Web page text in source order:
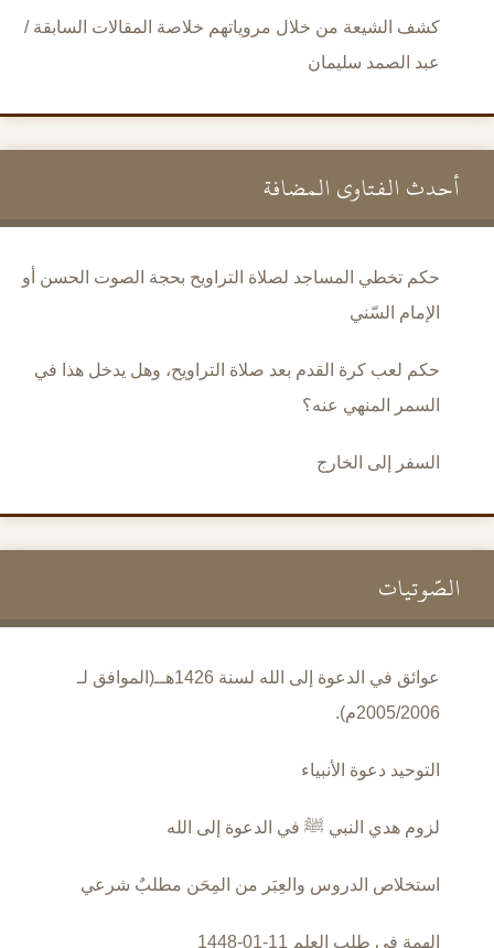
كشف الشيعة من خلال مروياتهم خلاصة المقالات السابقة /
عبد الصمد سليمان
أحدث الفتاوى المضافة
حكم تخطي المساجد لصلاة التراويح بحجة الصوت الحسن أو
الإمام السّني
حكم لعب كرة القدم بعد صلاة التراويح، وهل يدخل هذا في
السمر المنهي عنه؟
السفر إلى الخارج
الصَّوتيات
عوائق في الدعوة إلى الله لسنة 1426هــ(الموافق لـ
2005/2006م).
التوحيد دعوة الأنبياء
لزوم هدي النبي ﷺ في الدعوة إلى الله
استخلاص الدروس والعِبَر من المِحَن مطلبٌ شرعي
الهمة في طلب العلم 11-01-1448